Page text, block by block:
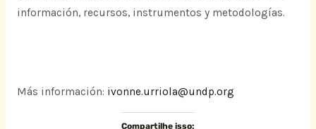
información, recursos, instrumentos y metodologías.
Más información: ivonne.urriola@undp.org
Compartilhe isso: